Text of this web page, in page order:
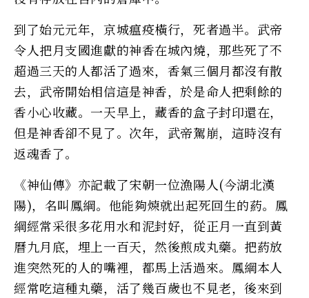
到了始元元年，京城瘟疫橫行，死者過半。武帝
令人把月支國進獻的神香在城內燒，那些死了不
超過三天的人都活了過來，香氣三個月都沒有散
去，武帝開始相信這是神香，於是命人把剩餘的
香小心收藏。一天早上，藏香的盒子封印還在，
但是神香卻不見了。次年，武帝駕崩，這時沒有
返魂香了。
《神仙傳》亦記載了宋朝一位漁陽人(今湖北漢
陽)，名叫鳳綱。他能夠煉就出起死回生的葯。鳳
綱經常采很多花用水和泥封好，從正月一直到黃
曆九月底，埋上一百天，然後煎成丸藥。把葯放
進突然死的人的嘴裡，都馬上活過來。鳳綱本人
經常吃這種丸藥，活了幾百歲也不見老，後來到